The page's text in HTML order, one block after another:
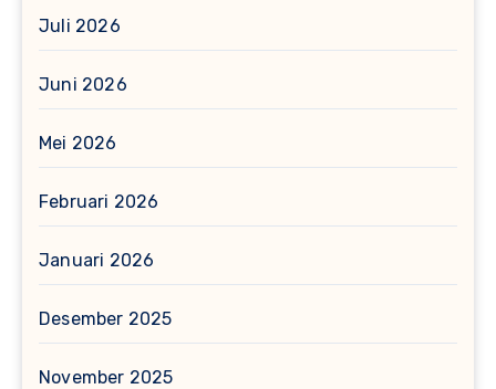
Juli 2026
Juni 2026
Mei 2026
Februari 2026
Januari 2026
Desember 2025
November 2025